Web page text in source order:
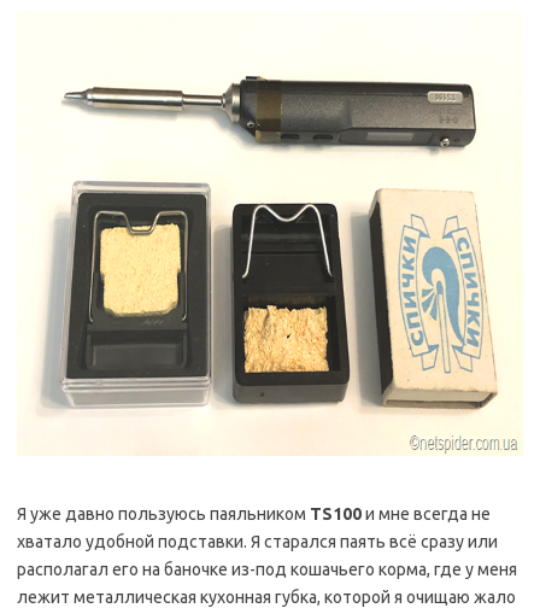
Я уже давно пользуюсь паяльником TS100и мне всегда не
хватало удобной подставки. Я старался паять всё сразу или
располагал его на баночке из-под кошачьего корма, где у меня
лежит металлическая кухонная губка, которой я очищаю жало